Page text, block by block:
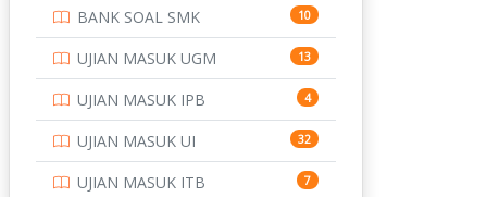
PENDIDIKAN 943
PERBANKAN 3
POLRI 169
POLTEK SSN 7
4
BANK SOAL SMK 10
UJIAN MASUK UGM 13
UJIAN MASUK IPB 4
UJIAN MASUK UI 32
UJIAN MASUK ITB 7